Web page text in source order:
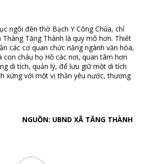
ngôi đền thờ Bạch Y Công Chúa, chỉ
Tăng Thành là quy mô hơn. Thiết
các cơ quan chức năng ngành văn hóa,
con cháu họ Hồ các nơi, quan tâm hơn
di tích, quản lý, để lưu giữ một di tích
xứng với một vị thần yêu nước, thương
NGUỒN: UBND XÃ TĂNG THÀNH